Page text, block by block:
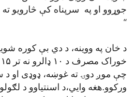
جوړوو او په سرپناه کې څارويو ته
“
د خان په ووينه، د دي بې کوره
چې موږ دوۍ ته غوښه، ډوډی او د
ورکوو.هغه وايي،د اسنتياوو د